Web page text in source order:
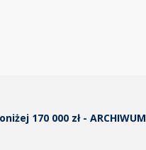
170 000 zł - ARCHIWUM